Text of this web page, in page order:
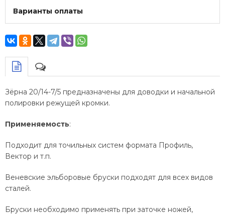
Варианты оплаты
Зёрна 20/14-7/5 предназначены для доводки и начальной
полировки режущей кромки.
Применяемость:
Подходит для точильных систем формата Профиль,
Вектор и т.п.
Веневские эльборовые бруски подходят для всех видов
сталей.
Бруски необходимо применять при заточке ножей,